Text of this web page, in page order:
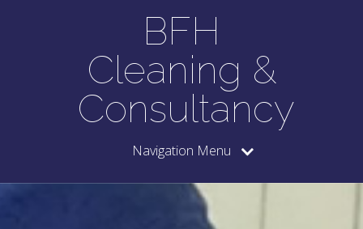
BFH
Cleaning &
Consultancy
Navigation Menu